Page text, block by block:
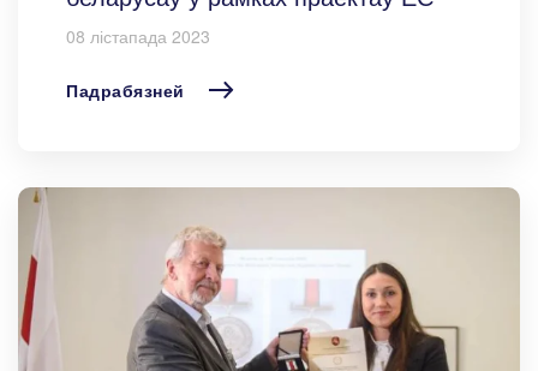
08 лістапада 2023
Падрабязней